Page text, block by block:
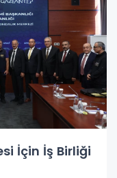
İçin İş Birliği